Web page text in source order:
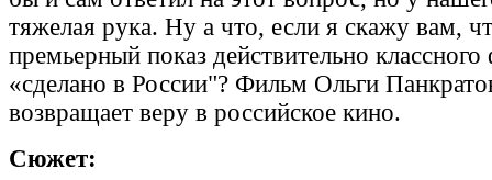
тяжелая рука. Ну а что, если я скажу вам,
премьерный показ действительно
«сделано в России"? Фильм Ольги
возвращает веру в российское кино.
Сюжет: